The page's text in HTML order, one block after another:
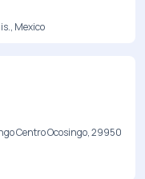
Mexico
Centro Ocosingo, 29950